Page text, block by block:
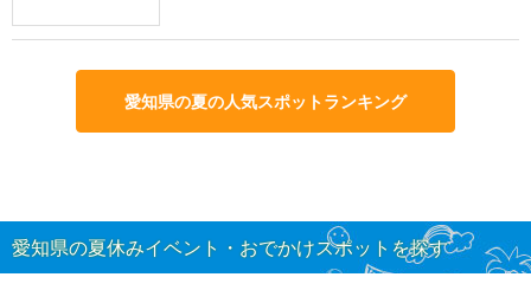
愛知県の夏の人気スポットランキング
愛知県の夏休みイベント・おでかけスポットを探す